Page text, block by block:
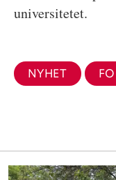
universitetet.
NYHET